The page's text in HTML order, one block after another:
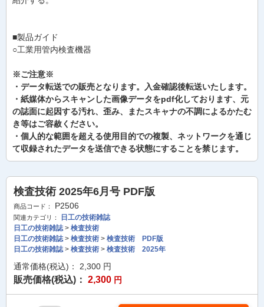
■製品ガイド
○工業用管内検査機器
※ご注意※
・データ転送での販売となります。入金確認後転送いたします。
・紙媒体からスキャンした画像データをpdf化しております、元
の誌面に起因する汚れ、歪み、またスキャナの不調によるかたむ
き等はご容赦ください。
・個人的な範囲を超える使用目的での複製、ネットワークを通じ
て収録されたデータを送信できる状態にすることを禁じます。
検査技術 2025年6月号 PDF版
商品コード： P2506
関連カテゴリ：
日工の技術雑誌
日工の技術雑誌> 検査技術
日工の技術雑誌> 検査技術 > 検査技術 PDF版
日工の技術雑誌> 検査技術 > 検査技術 2025年
通常価格(税込)： 2,300 円
販売価格(税込)： 2,300 円